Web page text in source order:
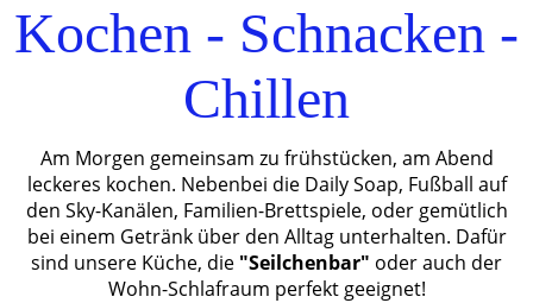
Kochen - Schnacken -
Chillen
Am Morgen gemeinsam zu frühstücken, am Abend
leckeres kochen. Nebenbei die Daily Soap, Fußball auf
den Sky-Kanälen, Familien-Brettspiele, oder gemütlich
bei einem Getränk über den Alltag unterhalten. Dafür
sind unsere Küche, die "Seilchenbar" oder auch der
Wohn-Schlafraum perfekt geeignet!